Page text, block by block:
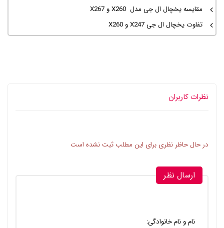
مقایسه یخچال ال جی مدل X260 و X267
تفاوت یخچال ال جی X247 و X260
نظرات کاربران
در حال حاظر نظری برای این مطلب ثبت نشده است
ارسال نظر
نام و نام خانوادگی: